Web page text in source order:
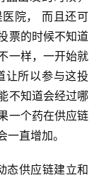
院， 而且还可
票的时候不知道
一样，一开始就
让所以参与这投
不知道会经过哪
一个药在供应链
直增加。
态供应链建立和